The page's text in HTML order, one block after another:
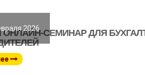
2026СЕМИНАР ДЛЯ